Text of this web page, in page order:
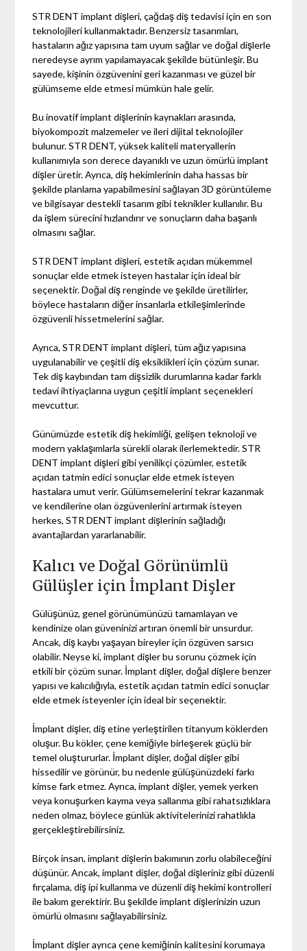
STR DENT implant dişleri, çağdaş diş tedavisi için en son
teknolojileri kullanmaktadır. Benzersiz tasarımları,
hastaların ağız yapısına tam uyum sağlar ve doğal dişlerle
neredeyse ayrım yapılamayacak şekilde bütünleşir. Bu
sayede, kişinin özgüvenini geri kazanması ve güzel bir
gülümseme elde etmesi mümkün hale gelir.
Bu inovatif implant dişlerinin kaynakları arasında,
biyokompozit malzemeler ve ileri dijital teknolojiler
bulunur. STR DENT, yüksek kaliteli materyallerin
kullanımıyla son derece dayanıklı ve uzun ömürlü implant
dişler üretir. Ayrıca, diş hekimlerinin daha hassas bir
şekilde planlama yapabilmesini sağlayan 3D görüntüleme
ve bilgisayar destekli tasarım gibi teknikler kullanılır. Bu
da işlem sürecini hızlandırır ve sonuçların daha başarılı
olmasını sağlar.
STR DENT implant dişleri, estetik açıdan mükemmel
sonuçlar elde etmek isteyen hastalar için ideal bir
seçenektir. Doğal diş renginde ve şekilde üretilirler,
böylece hastaların diğer insanlarla etkileşimlerinde
özgüvenli hissetmelerini sağlar.
Ayrıca, STR DENT implant dişleri, tüm ağız yapısına
uygulanabilir ve çeşitli diş eksiklikleri için çözüm sunar.
Tek diş kaybından tam dişsizlik durumlarına kadar farklı
tedavi ihtiyaçlarına uygun çeşitli implant seçenekleri
mevcuttur.
Günümüzde estetik diş hekimliği, gelişen teknoloji ve
modern yaklaşımlarla sürekli olarak ilerlemektedir. STR
DENT implant dişleri gibi yenilikçi çözümler, estetik
açıdan tatmin edici sonuçlar elde etmek isteyen
hastalara umut verir. Gülümsemelerini tekrar kazanmak
ve kendilerine olan özgüvenlerini artırmak isteyen
herkes, STR DENT implant dişlerinin sağladığı
avantajlardan yararlanabilir.
Kalıcı ve Doğal Görünümlü
Gülüşler için İmplant Dişler
Gülüşünüz, genel görünümünüzü tamamlayan ve
kendinize olan güveninizi artıran önemli bir unsurdur.
Ancak, diş kaybı yaşayan bireyler için özgüven sarsıcı
olabilir. Neyse ki, implant dişler bu sorunu çözmek için
etkili bir çözüm sunar. İmplant dişler, doğal dişlere benzer
yapısı ve kalıcılığıyla, estetik açıdan tatmin edici sonuçlar
elde etmek isteyenler için ideal bir seçenektir.
İmplant dişler, diş etine yerleştirilen titanyum köklerden
oluşur. Bu kökler, çene kemiğiyle birleşerek güçlü bir
temel oluştururlar. İmplant dişler, doğal dişler gibi
hissedilir ve görünür, bu nedenle gülüşünüzdeki farkı
kimse fark etmez. Ayrıca, implant dişler, yemek yerken
veya konuşurken kayma veya sallanma gibi rahatsızlıklara
neden olmaz, böylece günlük aktivitelerinizi rahatlıkla
gerçekleştirebilirsiniz.
Birçok insan, implant dişlerin bakımının zorlu olabileceğini
düşünür. Ancak, implant dişler, doğal dişleriniz gibi düzenli
fırçalama, diş ipi kullanma ve düzenli diş hekimi kontrolleri
ile bakım gerektirir. Bu şekilde implant dişlerinizin uzun
ömürlü olmasını sağlayabilirsiniz.
İmplant dişler ayrıca çene kemiğinin kalitesini korumaya